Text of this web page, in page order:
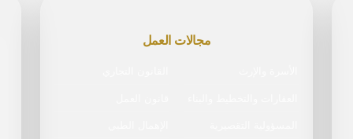
مجالات العمل